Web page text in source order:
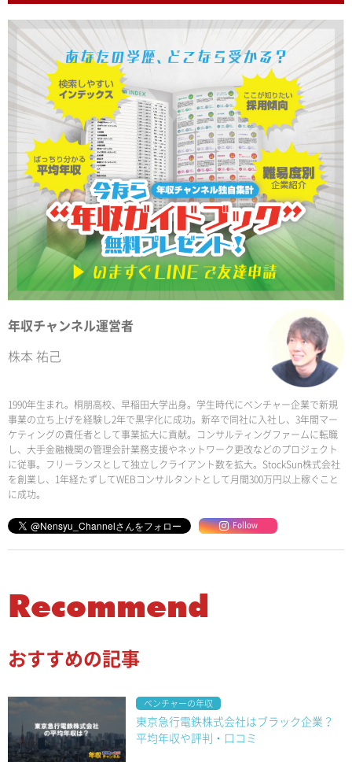
年収チャンネル運営者
株本 祐己
1990年生まれ。桐朋高校、早稲田大学出身。学生時代にベンチャー企業で新規
事業の立ち上げを経験し2年で黒字化に成功。新卒で同社に入社し、3年間マー
ケティングの責任者として事業拡大に貢献。コンサルティングファームに転職
し、大手金融機関の管理会計業務支援やネットワーク更改などのプロジェクト
に従事。フリーランスとして独立しクライアント数を拡大。StockSun株式会社
を創業し、1年経たずしてWEBコンサルタントとして月間300万円以上稼ぐこと
に成功。
Follow
Recommend
おすすめの記事
ベンチャーの年収
東京急行電鉄株式会社はブラック企業？
平均年収や評判・口コミ